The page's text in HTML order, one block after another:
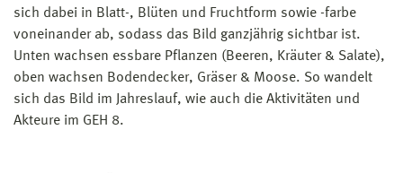
sich dabei in Blatt-, Blüten und Fruchtform sowie -farbe
voneinander ab, sodass das Bild ganzjährig sichtbar ist.
Unten wachsen essbare Pflanzen (Beeren, Kräuter & Salate),
oben wachsen Bodendecker, Gräser & Moose. So wandelt
sich das Bild im Jahreslauf, wie auch die Aktivitäten und
Akteure im GEH 8.